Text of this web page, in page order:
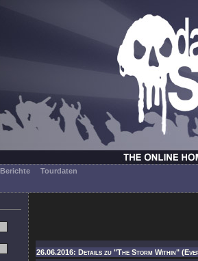
Berichte Tourdaten
26.06.2016: Details zu "The Storm Within"